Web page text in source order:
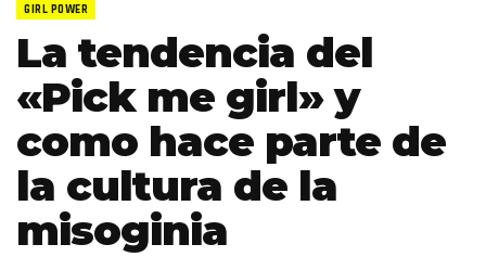
GIRL POWER
La tendencia del
«Pick me girl» y
como hace parte de
la cultura de la
misoginia